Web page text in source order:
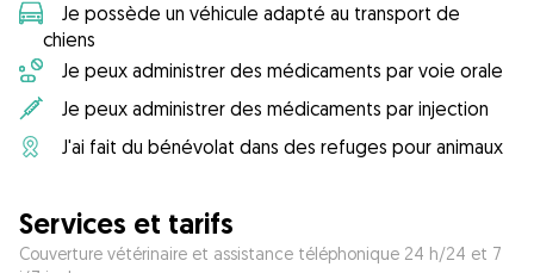
Je possède un véhicule adapté au transport de
chiens
Je peux administrer des médicaments par voie orale
Je peux administrer des médicaments par injection
J'ai fait du bénévolat dans des refuges pour animaux
Services et tarifs
Couverture vétérinaire et assistance téléphonique 24 h/24 et 7